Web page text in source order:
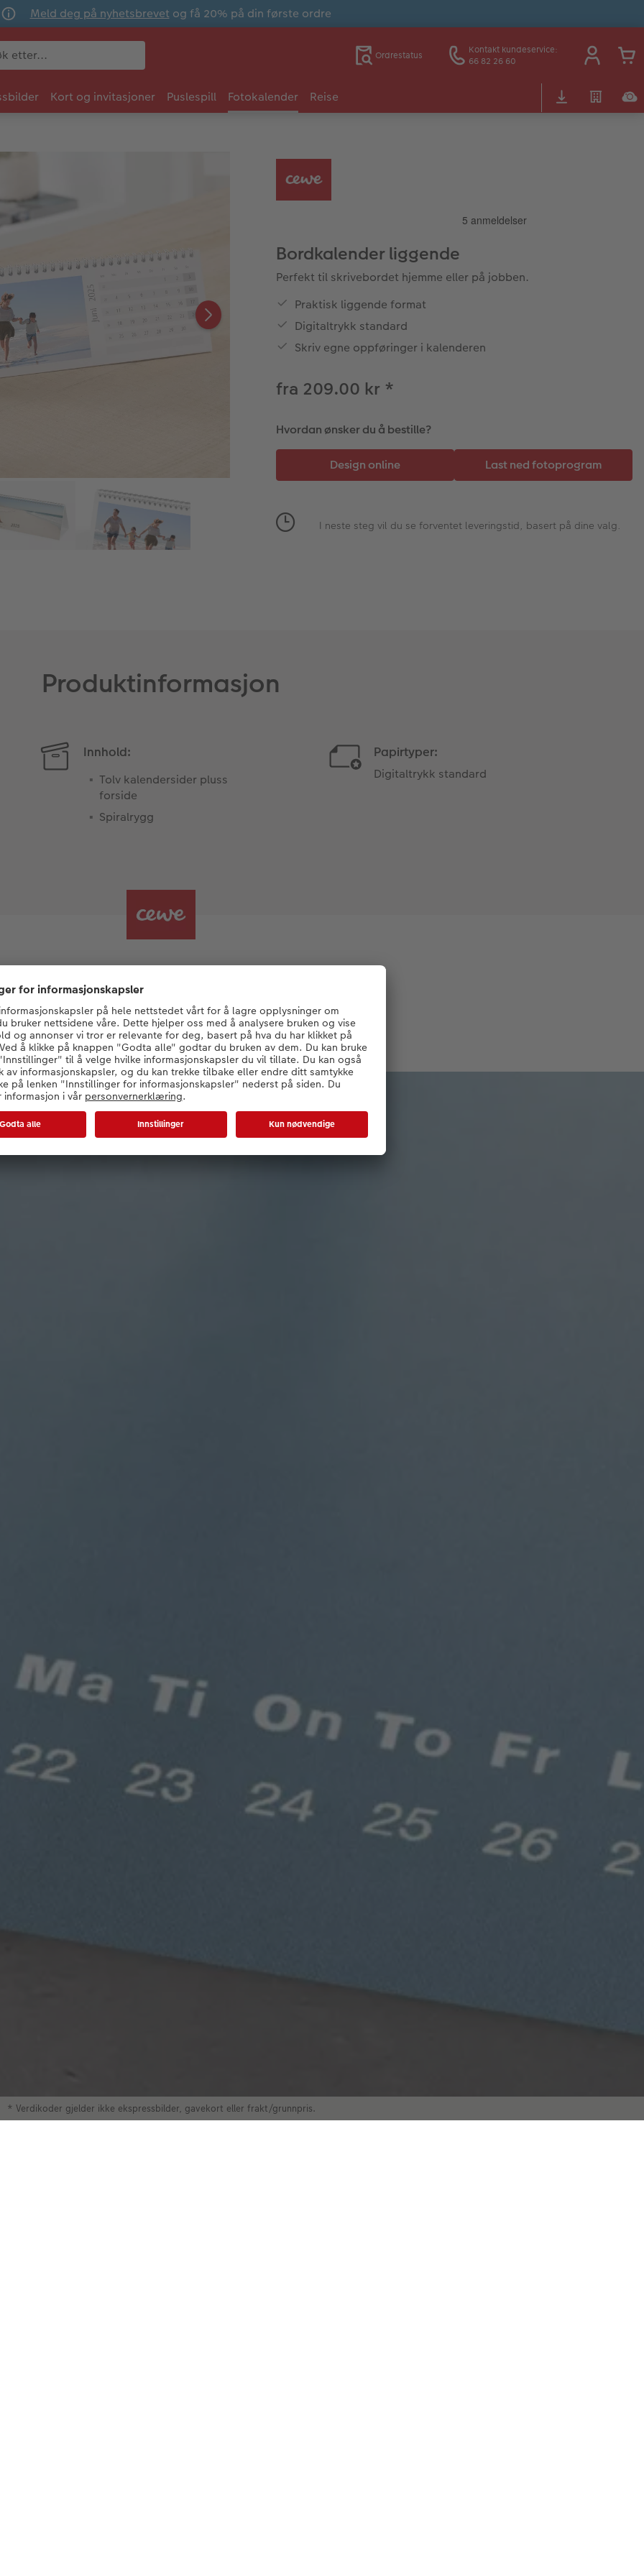
Meld deg på nyhetsbrevet og få 20% på din første ordre
Ordrestatus
Kontakt kundeservice:
66 82 26 60
Kort og invitasjoner Puslespill Fotokalender Reise
Bordkalender liggende
Perfekt til skrivebordet hjemme eller på jobben.
Praktisk liggende format
Digitaltrykk standard
Skriv egne oppføringer i kalenderen
fra 209.00 kr *
Hvordan ønsker du å bestille?
I neste steg vil du se forventet leveringstid, basert på dine valg.
Produktinformasjon
Innhold:
Tolv kalendersider pluss
forside
Spiralrygg
Papirtyper:
Digitaltrykk standard
om det elegante papiret
mer om det eksklusive standard digitaltrykket
* Verdikoder gjelder ikke ekspressbilder, gavekort eller frakt/grunnpris.